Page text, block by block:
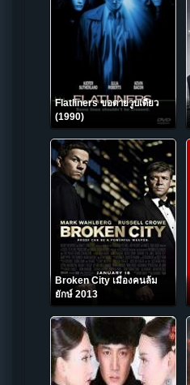
Flatliners ขอตายวูบเดียว
(1990)
Broken City เมืองคนล้ม
ยักษ์ 2013